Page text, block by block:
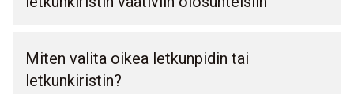
Miten valita oikea letkunpidin tai
letkunkiristin?